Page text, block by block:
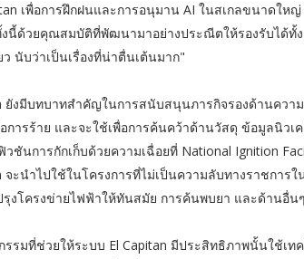
เพื่อการฝึกฝนและการอนุมาน AI ในสเกลขนาดใ
นี้ด้วยคุณสมบัติที่พัฒนามาอย่างประณีตให้รองรับได้ทั้ง
ว นับว่าเป็นเรื่องที่น่าตื่นเต้นมาก"
ยังมีบทบาทสำคัญในการสนับสนุนภารกิจรองด้านคว
การร้าย และจะใช้เพื่อการค้นคว้าด้านวัสดุ ข้อมูลนิว
วชันการกักเก็บด้วยความเฉื่อยที่ National Ignition
จะนำไปใช้ในโครงการที่ไม่เป็นความลับทางราชกา
รุงโครงข่ายไฟฟ้าให้ทันสมัย การค้นพบยา และด้านอื่นๆ
รมที่ช่วยให้ระบบ El Capitan มีประสิทธิภาพนั้นใช้เ